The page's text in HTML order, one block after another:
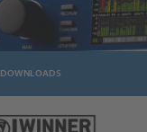
DOWNLOADS